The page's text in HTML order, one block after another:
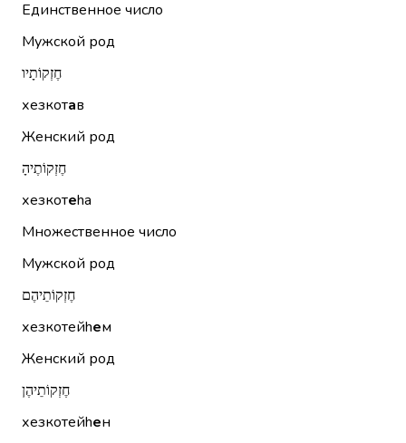
Единственное число
Мужской род
חֶזְקוֹתָיו
хезкотав
Женский род
חֶזְקוֹתֶיהָ
хезкотеhа
Множественное число
Мужской род
חֶזְקוֹתֵיהֶם
хезкотейhем
Женский род
חֶזְקוֹתֵיהֶן
хезкотейhен